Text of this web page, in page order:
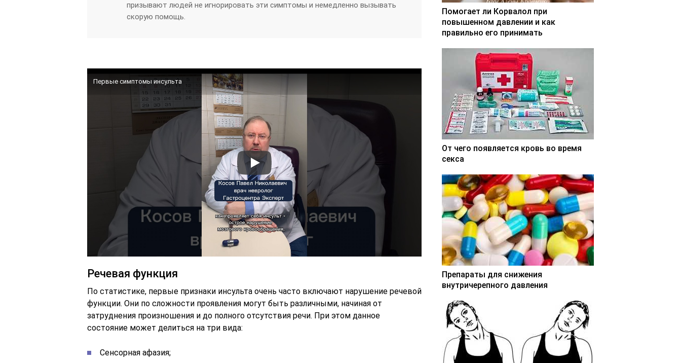
призывают людей не игнорировать эти симптомы и немедленно вызывать
скорую помощь.
Первые симптомы инсульта
Речевая функция
По статистике, первые признаки инсульта очень часто включают нарушение речевой
функции. Они по сложности проявления могут быть различными, начиная от
затруднения произношения и до полного отсутствия речи. При этом данное
состояние может делиться на три вида:
Сенсорная афазия;
Помогает ли Корвалол при
повышенном давлении и как
правильно его принимать
От чего появляется кровь во время
секса
Препараты для снижения
внутричерепного давления